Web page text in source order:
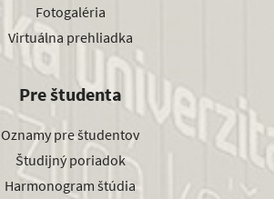
Fotogaléria
Virtuálna prehliadka
Pre študenta
Oznamy pre študentov
Študijný poriadok
Harmonogram štúdia